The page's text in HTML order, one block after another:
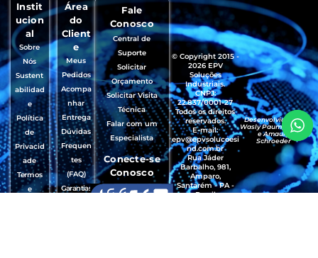
Instit
ucion
al
Sobre
Nós
Sustent
abilidad
e
Política
de
Privacid
ade
Termos
e
Área
do
Client
e
Meus
Pedidos
Acompa
nhar
Entrega
Dúvidas
Frequen
tes
(FAQ)
Garantias
Fale
Conosco
Central de
Suporte
Solicitar
Orçamento
Solicitar Visita
Técnica
Falar com um
Especialista
Conecte-se
Conosco
© Copyright 2015 -
2026 EPV
Soluções
Industriais.
CNPJ:
22.837/0001-27
Todos os direitos
reservados.
E-mail:
epv@epvsolucoesi
nd.com.br
Rua Jáder
Barbalho, 981,
Amparo,
Santarém - PA -
Brasil
Desenvolvido por
Wasly Paumgartten
e Amaury
Schroeder